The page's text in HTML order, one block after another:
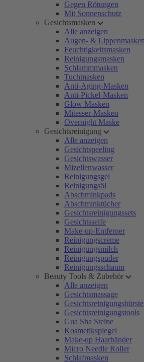
Gegen Rötungen
Mit Sonnenschutz
Gesichtsmasken
Alle anzeigen
Augen- & Lippenmasken
Feuchtigkeitsmasken
Reinigungsmasken
Schlammmasken
Tuchmasken
Anti-Aging-Masken
Anti-Pickel-Masken
Glow Masken
Mitesser-Masken
Overnight Maske
Gesichtsreinigung
Alle anzeigen
Gesichtspeeling
Gesichtswasser
Mizellenwasser
Reinigungsgel
Reinigungsöl
Abschminkpads
Abschminktücher
Gesichtsreinigungssets
Gesichtsseife
Make-up-Entferner
Reinigungscreme
Reinigungsmilch
Reinigungspuder
Reinigungsschaum
Beauty Tools & Zubehör
Alle anzeigen
Gesichtsmassage
Gesichtsreinigungstools
Gua Sha Steine
Kosmetikspiegel
Make-up Haarbänder
Micro Needle Roller
Schlafmasken